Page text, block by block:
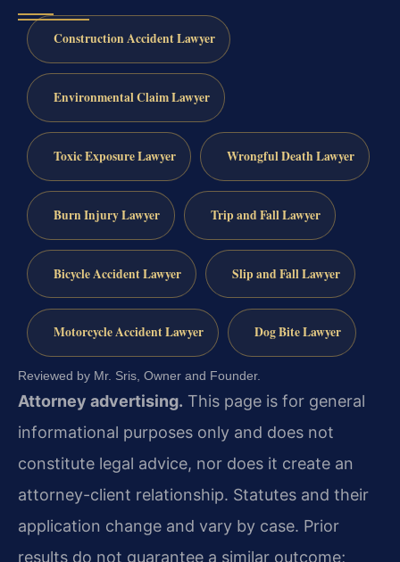
Construction Accident Lawyer
Environmental Claim Lawyer
Toxic Exposure Lawyer Wrongful Death Lawyer
Burn Injury Lawyer Trip and Fall Lawyer
Bicycle Accident Lawyer Slip and Fall Lawyer
Motorcycle Accident Lawyer Dog Bite Lawyer
Reviewed by Mr. Sris, Owner and Founder.
Attorney advertising. This page is for general
informational purposes only and does not
constitute legal advice, nor does it create an
attorney-client relationship. Statutes and their
application change and vary by case. Prior
results do not guarantee a similar outcome;